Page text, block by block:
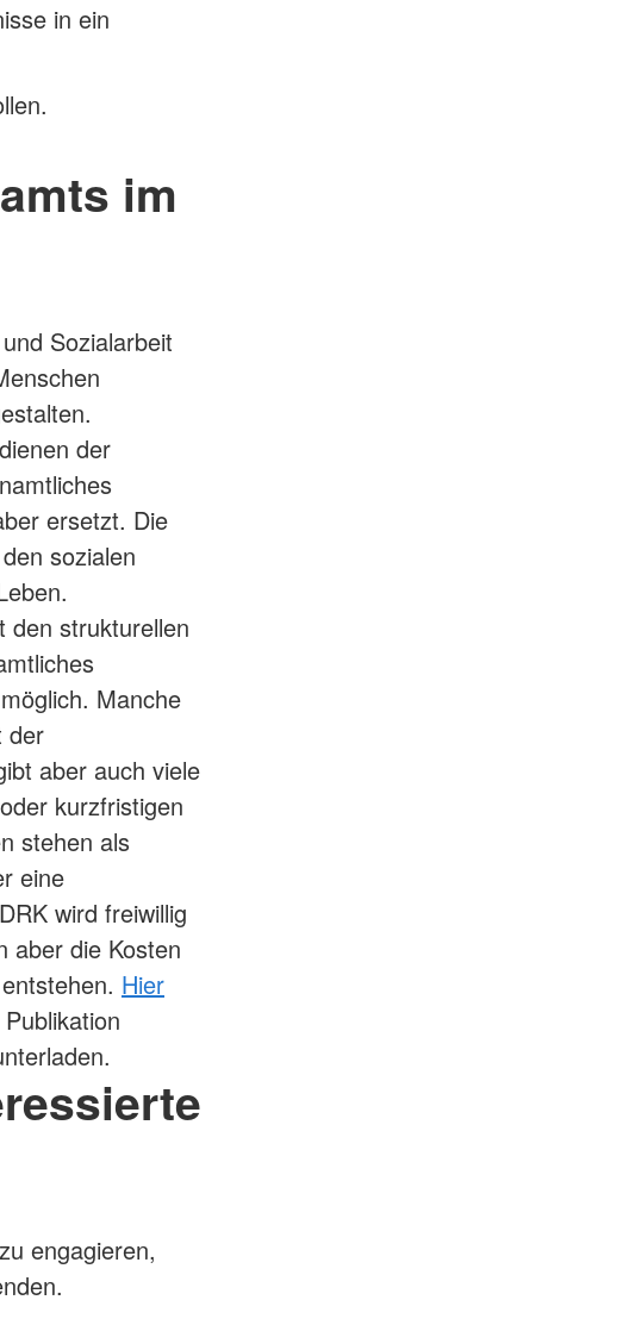
in ein
im
Sozialarbeit
der
ersetzt. Die
sozialen
den strukturellen
Manche
der
aber auch viele
kurzfristigen
stehen als
eine
wird freiwillig
aber die Kosten
Hier
engagieren,